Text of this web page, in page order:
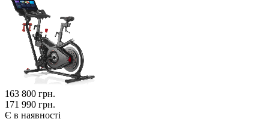
163 800 грн.
171 990 грн.
Є в наявності